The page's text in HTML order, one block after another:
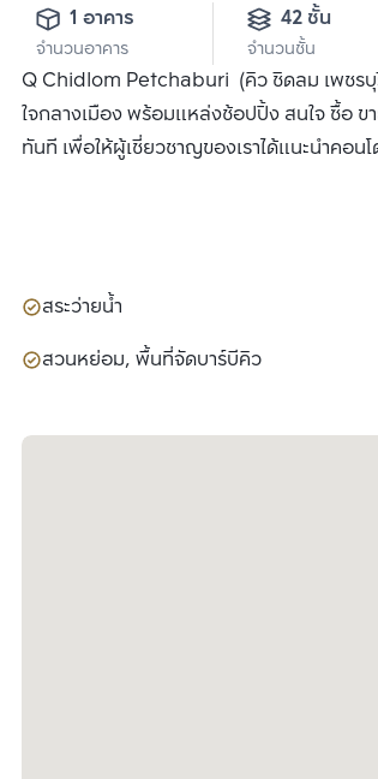
1 อาคาร
จำนวนอาคาร
42 ชั้น
จำนวนชั้น
Q Chidlom Petchaburi (คิว ชิดลม เพชรบุ
ใจกลางเมือง พร้อมแหล่งช้อปปิ้ง สนใจ ซื้อ
ทันที เพื่อให้ผู้เชี่ยวชาญของเราได้แนะนำคอน
สระว่ายน้ำ
สวนหย่อม, พื้นที่จัดบาร์บีคิว